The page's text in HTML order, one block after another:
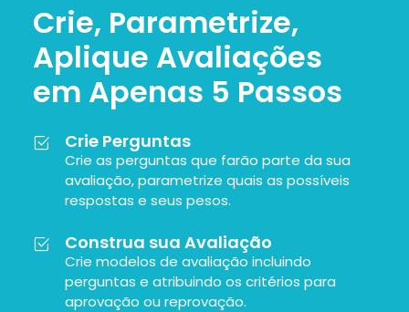
Crie, Parametrize,
Aplique Avaliações
em Apenas 5 Passos
Crie Perguntas
Crie as perguntas que farão parte da sua
avaliação, parametrize quais as possíveis
respostas e seus pesos.
Construa sua Avaliação
Crie modelos de avaliação incluindo
perguntas e atribuindo os critérios para
aprovação ou reprovação.